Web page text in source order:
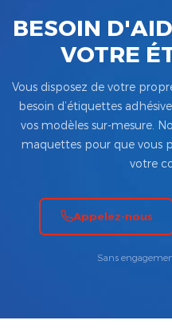
BESOIN
VOTRE
Vous disposez de votre
besoin d’étiquettes
vos modèles sur-mesure.
maquettes pour que vous
votre
Appelez-nous
Sans